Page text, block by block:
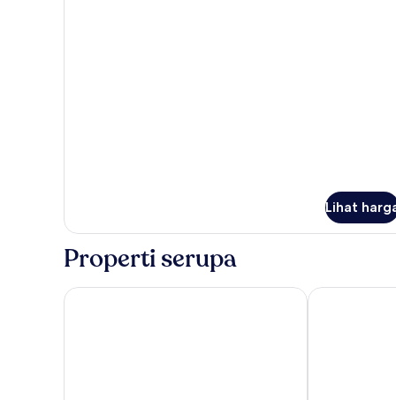
Lihat
Properti serupa
Premier Inn Lübeck City Stadtgraben Premier Inn